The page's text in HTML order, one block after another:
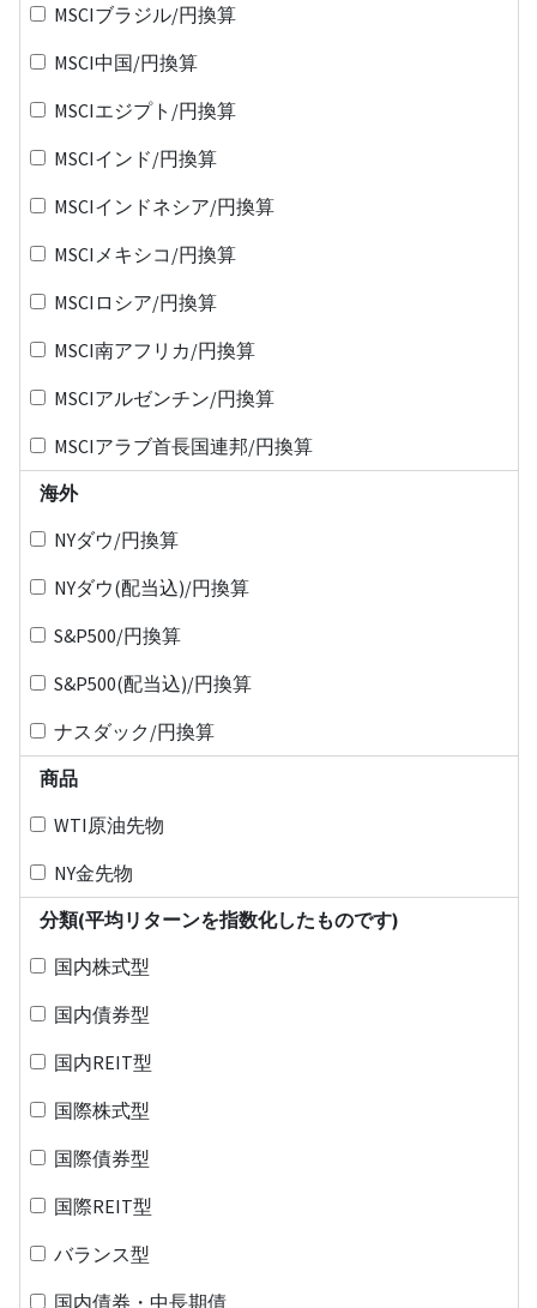
MSCIブラジル/円換算
MSCI中国/円換算
MSCIエジプト/円換算
MSCIインド/円換算
MSCIインドネシア/円換算
MSCIメキシコ/円換算
MSCIロシア/円換算
MSCI南アフリカ/円換算
MSCIアルゼンチン/円換算
MSCIアラブ首長国連邦/円換算
海外
NYダウ/円換算
NYダウ(配当込)/円換算
S&P500/円換算
S&P500(配当込)/円換算
ナスダック/円換算
商品
WTI原油先物
NY金先物
分類(平均リターンを指数化したものです)
国内株式型
国内債券型
国内REIT型
国際株式型
国際債券型
国際REIT型
バランス型
国内債券・中長期債